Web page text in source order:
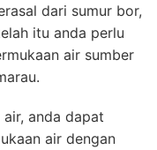
dari sumur bor,
itu anda perlu
air sumber
anda dapat
air dengan